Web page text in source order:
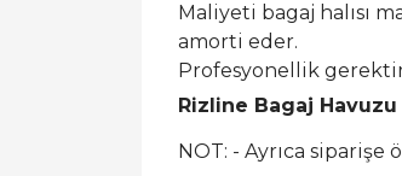
Maliyeti bagaj halısı
amorti eder.
Profesyonellik
Rizline Bagaj
NOT: - Ayrıca